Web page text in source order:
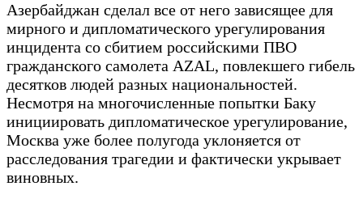
Азербайджан сделал все от него зависящее для
мирного и дипломатического урегулирования
инцидента со сбитием российскими ПВО
гражданского самолета AZAL, повлекшего гибель
десятков людей разных национальностей.
Несмотря на многочисленные попытки Баку
инициировать дипломатическое урегулирование,
Москва уже более полугода уклоняется от
расследования трагедии и фактически укрывает
виновных.